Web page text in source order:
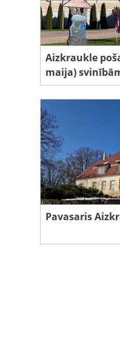
Aizkraukle
maija)
Pavasaris